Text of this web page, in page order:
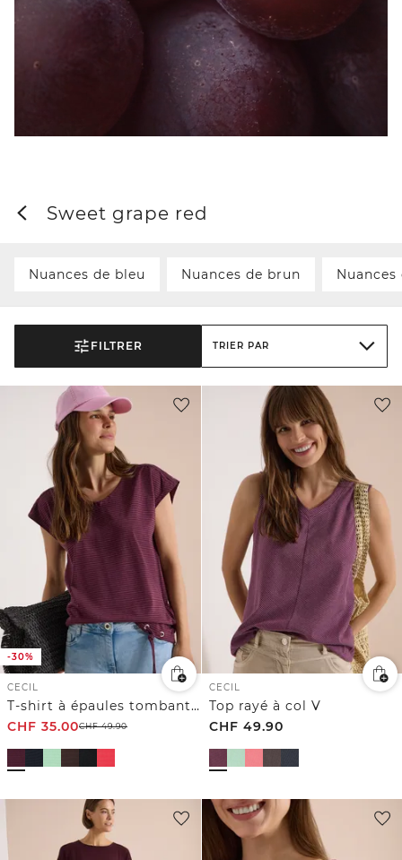
Sweet grape red
Nuances de bleu Nuances de brun
FILTRER TRIER PAR
-30%
CECIL
T-shirt à épaules tombantes avec détail découpé
CHF 35.00CHF49.90
CECIL
Top rayé à col V
CHF 49.90